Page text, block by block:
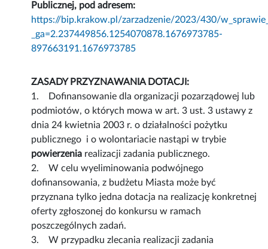
Publicznej, pod adresem:
https://bip.krakow.pl/zarzadzenie/2023/430/
_ga=2.237449856.1254070878.1676973785-
897663191.1676973785
ZASADY PRZYZNAWANIA DOTACJI:
1. Dofinansowanie dla organizacji pozarządowej lub
podmiotów, o których mowa w art. 3 ust. 3 ustawy z
dnia 24 kwietnia 2003 r. o działalności pożytku
publicznego i o wolontariacie nastąpi w trybie
powierzenia realizacji zadania publicznego.
2. W celu wyeliminowania podwójnego
dofinansowania, z budżetu Miasta może być
przyznana tylko jedna dotacja na realizację konkretnej
oferty zgłoszonej do konkursu w ramach
poszczególnych zadań.
3. W przypadku zlecania realizacji zadania